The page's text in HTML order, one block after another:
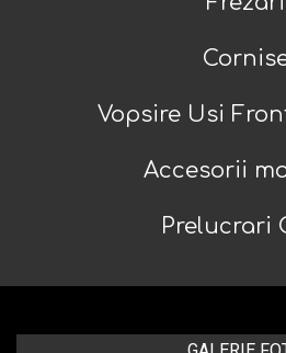
Vopsire Usi
Accesorii
Prelucrari